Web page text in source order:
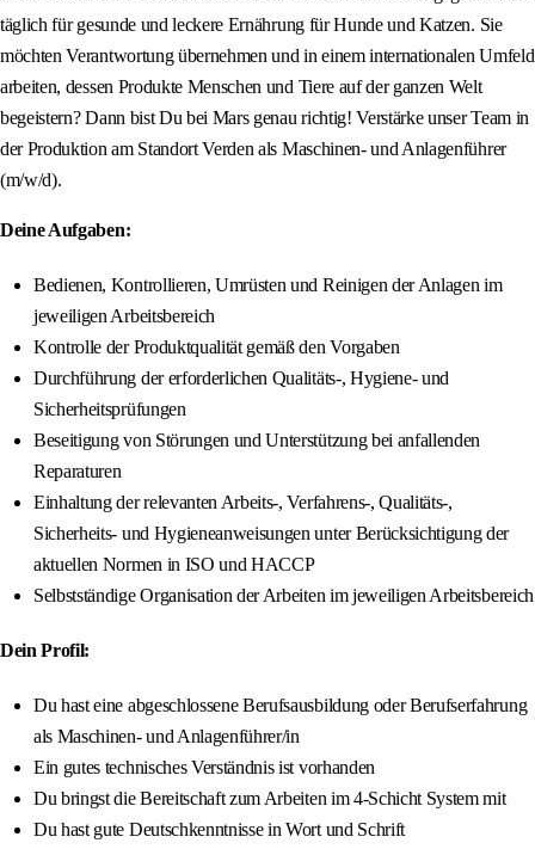
täglich für gesunde und leckere Ernährung für Hunde und Katzen. Sie
möchten Verantwortung übernehmen und in einem internationalen Umfeld
arbeiten, dessen Produkte Menschen und Tiere auf der ganzen Welt
begeistern? Dann bist Du bei Mars genau richtig! Verstärke unser Team in
der Produktion am Standort Verden als Maschinen- und Anlagenführer
(m/w/d).
Deine Aufgaben:
Bedienen, Kontrollieren, Umrüsten und Reinigen der Anlagen im
jeweiligen Arbeitsbereich
Kontrolle der Produktqualität gemäß den Vorgaben
Durchführung der erforderlichen Qualitäts-, Hygiene- und
Sicherheitsprüfungen
Beseitigung von Störungen und Unterstützung bei anfallenden
Reparaturen
Einhaltung der relevanten Arbeits-, Verfahrens-, Qualitäts-,
Sicherheits- und Hygieneanweisungen unter Berücksichtigung der
aktuellen Normen in ISO und HACCP
Selbstständige Organisation der Arbeiten im jeweiligen Arbeitsbereich
Dein Profil:
Du hast eine abgeschlossene Berufsausbildung oder Berufserfahrung
als Maschinen- und Anlagenführer/in
Ein gutes technisches Verständnis ist vorhanden
Du bringst die Bereitschaft zum Arbeiten im 4-Schicht System mit
Du hast gute Deutschkenntnisse in Wort und Schrift